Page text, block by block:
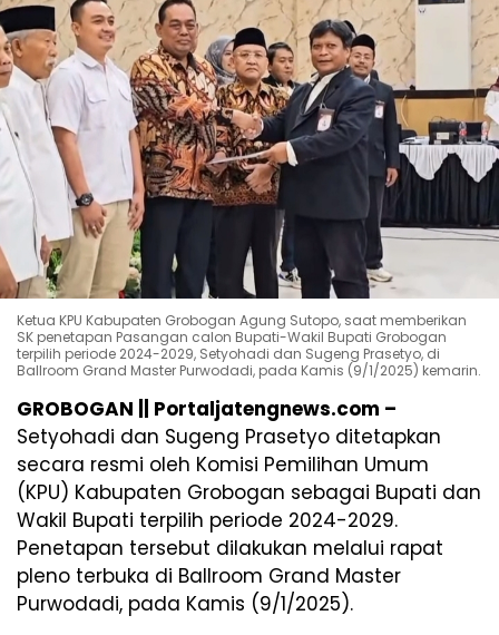
Ketua KPU Kabupaten Grobogan Agung Sutopo, saat memberikan
SK penetapan Pasangan calon Bupati-Wakil Bupati Grobogan
terpilih periode 2024-2029, Setyohadi dan Sugeng Prasetyo, di
Ballroom Grand Master Purwodadi, pada Kamis (9/1/2025) kemarin.
GROBOGAN || Portaljatengnews.com –
Setyohadi dan Sugeng Prasetyo ditetapkan
secara resmi oleh Komisi Pemilihan Umum
(KPU) Kabupaten Grobogan sebagai Bupati dan
Wakil Bupati terpilih periode 2024-2029.
Penetapan tersebut dilakukan melalui rapat
pleno terbuka di Ballroom Grand Master
Purwodadi, pada Kamis (9/1/2025).